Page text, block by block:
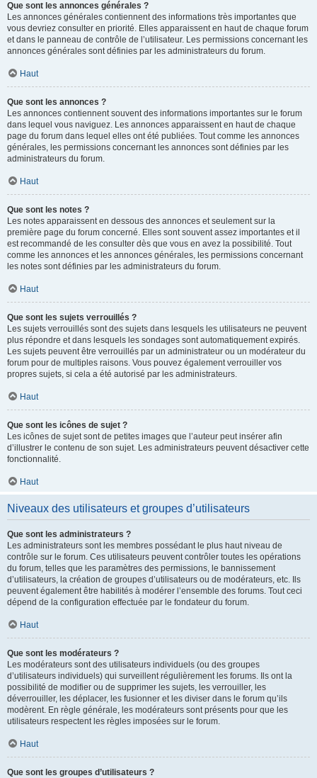
Que sont les annonces générales ?
Les annonces générales contiennent des informations très importantes que
vous devriez consulter en priorité. Elles apparaissent en haut de chaque forum
et dans le panneau de contrôle de l’utilisateur. Les permissions concernant les
annonces générales sont définies par les administrateurs du forum.
Haut
Que sont les annonces ?
Les annonces contiennent souvent des informations importantes sur le forum
dans lequel vous naviguez. Les annonces apparaissent en haut de chaque
page du forum dans lequel elles ont été publiées. Tout comme les annonces
générales, les permissions concernant les annonces sont définies par les
administrateurs du forum.
Haut
Que sont les notes ?
Les notes apparaissent en dessous des annonces et seulement sur la
première page du forum concerné. Elles sont souvent assez importantes et il
est recommandé de les consulter dès que vous en avez la possibilité. Tout
comme les annonces et les annonces générales, les permissions concernant
les notes sont définies par les administrateurs du forum.
Haut
Que sont les sujets verrouillés ?
Les sujets verrouillés sont des sujets dans lesquels les utilisateurs ne peuvent
plus répondre et dans lesquels les sondages sont automatiquement expirés.
Les sujets peuvent être verrouillés par un administrateur ou un modérateur du
forum pour de multiples raisons. Vous pouvez également verrouiller vos
propres sujets, si cela a été autorisé par les administrateurs.
Haut
Que sont les icônes de sujet ?
Les icônes de sujet sont de petites images que l’auteur peut insérer afin
d’illustrer le contenu de son sujet. Les administrateurs peuvent désactiver cette
fonctionnalité.
Haut
Niveaux des utilisateurs et groupes d’utilisateurs
Que sont les administrateurs ?
Les administrateurs sont les membres possédant le plus haut niveau de
contrôle sur le forum. Ces utilisateurs peuvent contrôler toutes les opérations
du forum, telles que les paramètres des permissions, le bannissement
d’utilisateurs, la création de groupes d’utilisateurs ou de modérateurs, etc. Ils
peuvent également être habilités à modérer l’ensemble des forums. Tout ceci
dépend de la configuration effectuée par le fondateur du forum.
Haut
Que sont les modérateurs ?
Les modérateurs sont des utilisateurs individuels (ou des groupes
d’utilisateurs individuels) qui surveillent régulièrement les forums. Ils ont la
possibilité de modifier ou de supprimer les sujets, les verrouiller, les
déverrouiller, les déplacer, les fusionner et les diviser dans le forum qu’ils
modèrent. En règle générale, les modérateurs sont présents pour que les
utilisateurs respectent les règles imposées sur le forum.
Haut
Que sont les groupes d’utilisateurs ?